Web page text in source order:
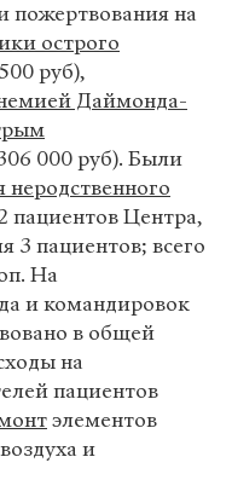
пожертвования на
острого
руб),
Даймонда-
000 руб). Были
пациентов Центра,
3 пациентов; всего
На
и командировок
в общей
на
пациентов
элементов
и